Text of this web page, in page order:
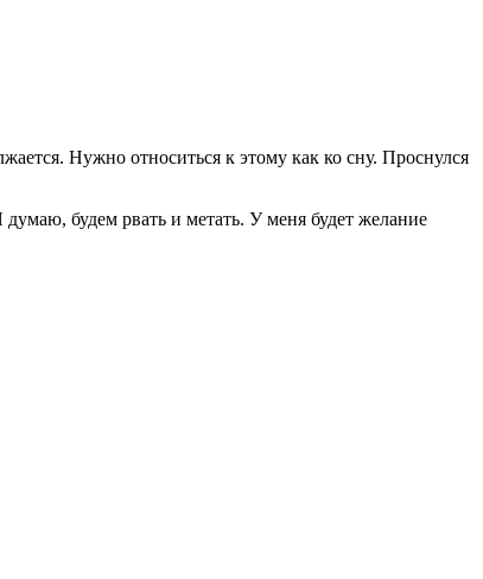
Нужно относиться к этому как ко сну. Проснулся
будем рвать и метать. У меня будет желание